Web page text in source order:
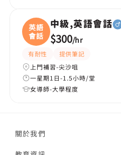
英語
會話
中級,英語會話
$300/hr
有耐性
提供筆記
上門補習-尖沙咀
一星期1日-1.5小時/堂
女導師-大學程度
關於我們